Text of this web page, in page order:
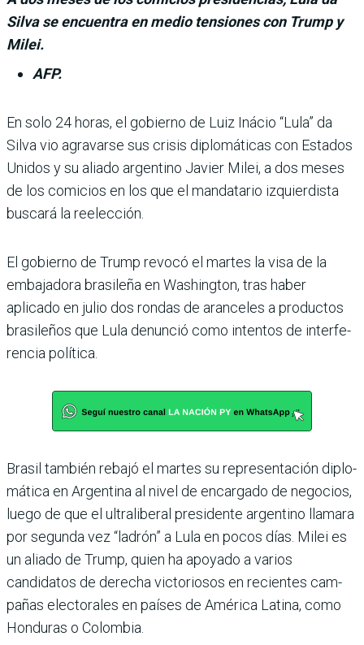
Silva se encuentra en medio tensiones con Trump y
Milei.
AFP.
En solo 24 horas, el gobierno de Luiz Iná­cio “Lula” da
Silva vio agravarse sus crisis diplomá­ticas con Estados
Unidos y su aliado argentino Javier Milei, a dos meses
de los comicios en los que el mandatario izquier­dista
buscará la reelección.
El gobierno de Trump revocó el martes la visa de la
embaja­dora brasileña en Washington, tras haber
aplicado en julio dos rondas de aranceles a produc­tos
brasileños que Lula denun­ció como intentos de interfe­
rencia política.
Brasil también rebajó el mar­tes su representación diplo­
mática en Argentina al nivel de encargado de negocios,
luego de que el ultraliberal presi­dente argentino llamara
por segunda vez “ladrón” a Lula en pocos días. Milei es
un aliado de Trump, quien ha apoyado a varios
candidatos de derecha victoriosos en recientes cam­
pañas electorales en países de América Latina, como
Hondu­ras o Colombia.